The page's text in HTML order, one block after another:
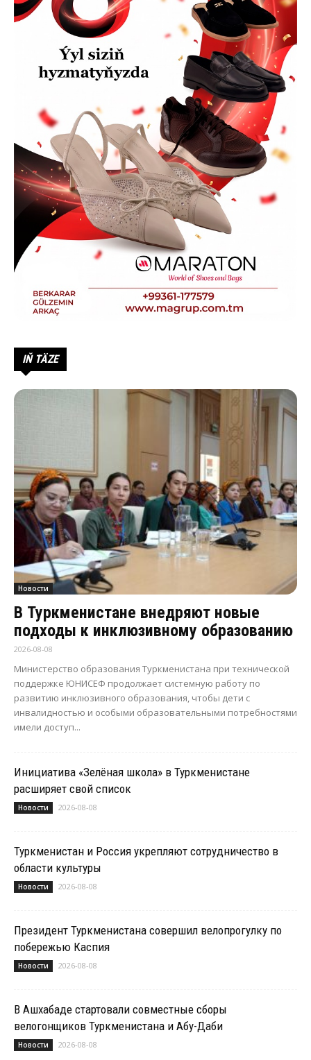
IŇ TÄZE
Новости
В Туркменистане внедряют новые
подходы к инклюзивному образованию
2026-08-08
Министерство образования Туркменистана при технической
поддержке ЮНИСЕФ продолжает системную работу по
развитию инклюзивного образования, чтобы дети с
инвалидностью и особыми образовательными потребностями
имели доступ...
Инициатива «Зелёная школа» в Туркменистане
расширяет свой список
Новости 2026-08-08
Туркменистан и Россия укрепляют сотрудничество в
области культуры
Новости 2026-08-08
Президент Туркменистана совершил велопрогулку по
побережью Каспия
Новости 2026-08-08
В Ашхабаде стартовали совместные сборы
велогонщиков Туркменистана и Абу-Даби
Новости 2026-08-08